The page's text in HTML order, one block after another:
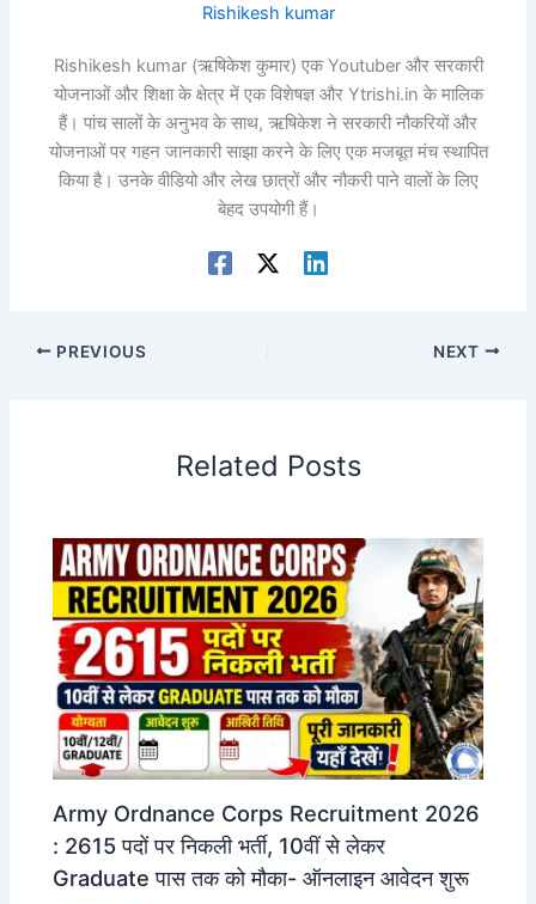
Rishikesh kumar
Rishikesh kumar (ऋषिकेश कुमार) एक Youtuber और सरकारी
योजनाओं और शिक्षा के क्षेत्र में एक विशेषज्ञ और Ytrishi.in के मालिक
हैं। पांच सालों के अनुभव के साथ, ऋषिकेश ने सरकारी नौकरियों और
योजनाओं पर गहन जानकारी साझा करने के लिए एक मजबूत मंच स्थापित
किया है। उनके वीडियो और लेख छात्रों और नौकरी पाने वालों के लिए
बेहद उपयोगी हैं।
PREVIOUS NEXT
Related Posts
Army Ordnance Corps Recruitment 2026
: 2615 पदों पर निकली भर्ती, 10वीं से लेकर
Graduate पास तक को मौका- ऑनलाइन आवेदन शुरू